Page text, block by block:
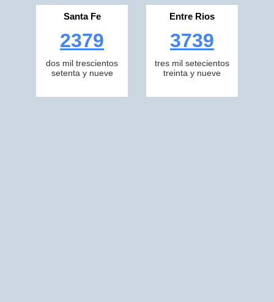
Santa Fe
2379
dos mil trescientos
setenta y nueve
Entre Rios
3739
tres mil setecientos
treinta y nueve